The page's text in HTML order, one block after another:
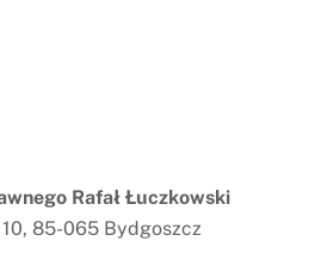
Rafał Łuczkowski
85-065 Bydgoszcz